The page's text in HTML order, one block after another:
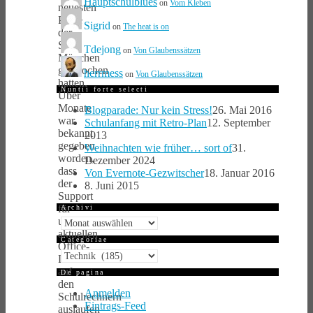
neuesten
Pläne
der
Stadt
München
gesprochen
hatten.
Über
Monate
war
bekannt
gegeben
worden,
dass
der
Support
für
unsere
aktuellen
Office-
Lizenzen
auf
den
Schulrechnern
auslaufen
on Vom Kleben
Sigrid on The heat is on
Tdejong on Von Glaubenssätzen
herrmess on Von Glaubenssätzen
Nuntii forte selecti
Blogparade: Nur kein Stress!26. Mai 2016
Schulanfang mit Retro-Plan12. September
2013
Weihnachten wie früher… sort of31.
Dezember 2024
Von Evernote-Gezwitscher18. Januar 2016
8. Juni 2015
Archivi
Archivi
Categoriae
Categoriae
De pagina
Anmelden
Eintrags-Feed